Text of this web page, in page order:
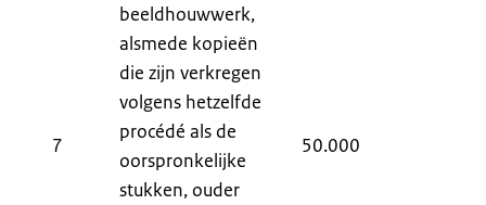
7
beeldhouwwerk,
alsmede kopieën
die zijn verkregen
volgens hetzelfde
procédé als de
oorspronkelijke
stukken, ouder
50.000